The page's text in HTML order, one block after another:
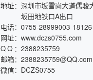
地址： 深圳市坂雪岗大道儒骏
坂田地铁口A出口
电话： 0755-28999003
网址： www.dczs0755.com
QQ ： 2388235759
邮箱： 2388235759@QQ.com
微信： DCZS0755